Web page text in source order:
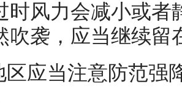
时风力会减小或者
吹袭，应当继续留
区应当注意防范强